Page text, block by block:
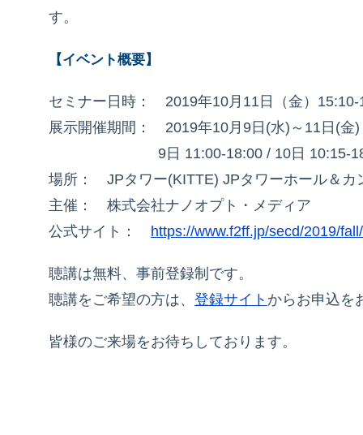
す。
【イベント概要】
セミナー日時： 2019年10月11日（金）15:10-
展示開催期間： 2019年10月9日(水)～11日(
9日 11:00-18:00 / 10日 10:15-18:00
場所： JPタワー(KITTE) JPタワーホール＆カ
主催： 株式会社ナノオプト・メディア
公式サイト： https://www.f2ff.jp/secd/2019/fall/
聴講は無料、事前登録制です。
聴講をご希望の方は、 登録サイト からお申込を
皆様のご来場をお待ちしております。